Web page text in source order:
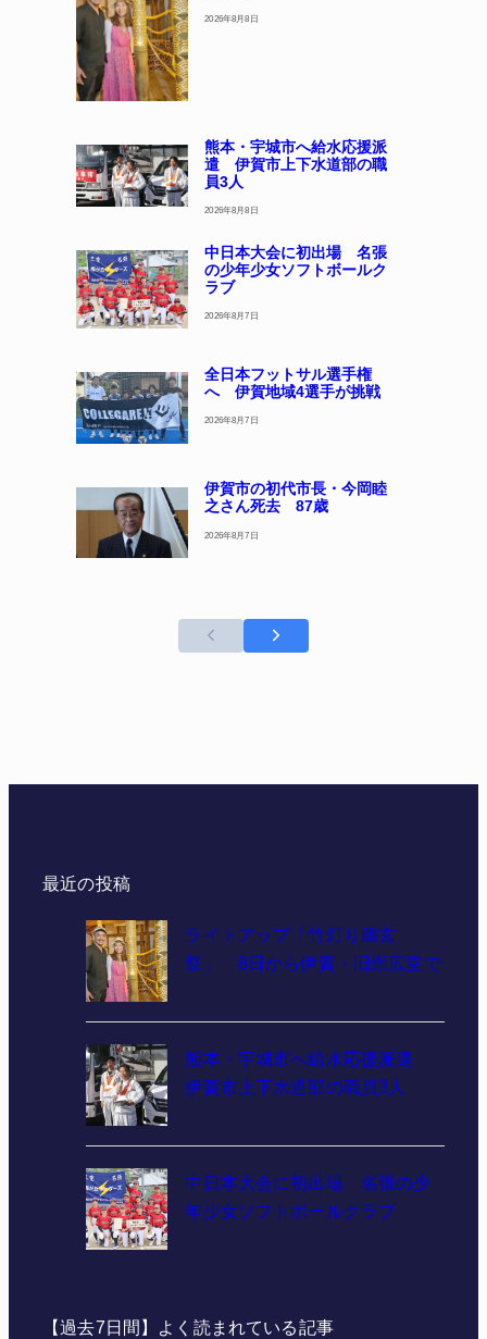
2026年8月8日
熊本・宇城市へ給水応援派
遣 伊賀市上下水道部の職
員3人
2026年8月8日
中日本大会に初出場 名張
の少年少女ソフトボールク
ラブ
2026年8月7日
全日本フットサル選手権
へ 伊賀地域4選手が挑戦
2026年8月7日
伊賀市の初代市長・今岡睦
之さん死去 87歳
2026年8月7日
最近の投稿
ライトアップ「竹灯り幽玄
祭」 8日から伊賀・旧崇広堂で
熊本・宇城市へ給水応援派遣
伊賀市上下水道部の職員3人
中日本大会に初出場 名張の少
年少女ソフトボールクラブ
【過去7日間】よく読まれている記事